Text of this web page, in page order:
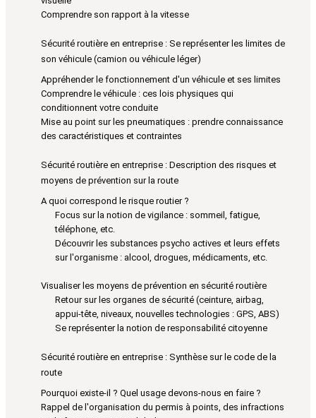
Comprendre son rapport à la vitesse
Sécurité routière en entreprise : Se représenter les limites de
son véhicule (camion ou véhicule léger)
Appréhender le fonctionnement d'un véhicule et ses limites
Comprendre le véhicule : ces lois physiques qui
conditionnent votre conduite
Mise au point sur les pneumatiques : prendre connaissance
des caractéristiques et contraintes
Sécurité routière en entreprise : Description des risques et
moyens de prévention sur la route
A quoi correspond le risque routier ?
Focus sur la notion de vigilance : sommeil, fatigue,
téléphone, etc.
Découvrir les substances psycho actives et leurs effets
sur l'organisme : alcool, drogues, médicaments, etc.
Visualiser les moyens de prévention en sécurité routière
Retour sur les organes de sécurité (ceinture, airbag,
appui-tête, niveaux, nouvelles technologies : GPS, ABS)
Se représenter la notion de responsabilité citoyenne
Sécurité routière en entreprise : Synthèse sur le code de la
route
Pourquoi existe-il ? Quel usage devons-nous en faire ?
Rappel de l'organisation du permis à points, des infractions